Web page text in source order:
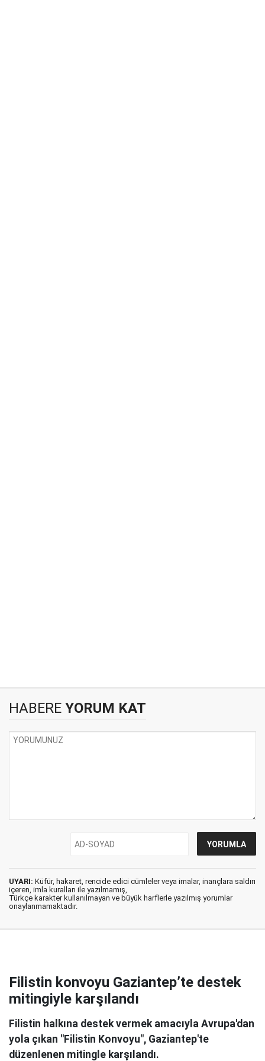
HABERE YORUM KAT
UYARI: Küfür, hakaret, rencide edici cümleler veya imalar, inançlara saldırı
içeren, imla kuralları ile yazılmamış,
Türkçe karakter kullanılmayan ve büyük harflerle yazılmış yorumlar
onaylanmamaktadır.
Filistin konvoyu Gaziantep’te destek
mitingiyle karşılandı
Filistin halkına destek vermek amacıyla Avrupa'dan
yola çıkan "Filistin Konvoyu", Gaziantep'te
düzenlenen mitingle karşılandı.